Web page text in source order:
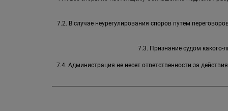
7.2. В случае неурегулирования споров путем
7.3. Признание судом какого-
7.4. Администрация не несет ответственности за